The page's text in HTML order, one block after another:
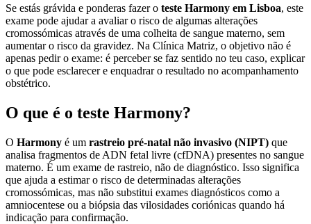
Se estás grávida e ponderas fazer o teste Harmony em Lisboa, este
exame pode ajudar a avaliar o risco de algumas alterações
cromossómicas através de uma colheita de sangue materno, sem
aumentar o risco da gravidez. Na Clínica Matriz, o objetivo não é
apenas pedir o exame: é perceber se faz sentido no teu caso, explicar
o que pode esclarecer e enquadrar o resultado no acompanhamento
obstétrico.
O que é o teste Harmony?
O Harmony é um rastreio pré-natal não invasivo (NIPT) que
analisa fragmentos de ADN fetal livre (cfDNA) presentes no sangue
materno. É um exame de rastreio, não de diagnóstico. Isso significa
que ajuda a estimar o risco de determinadas alterações
cromossómicas, mas não substitui exames diagnósticos como a
amniocentese ou a biópsia das vilosidades coriónicas quando há
indicação para confirmação.